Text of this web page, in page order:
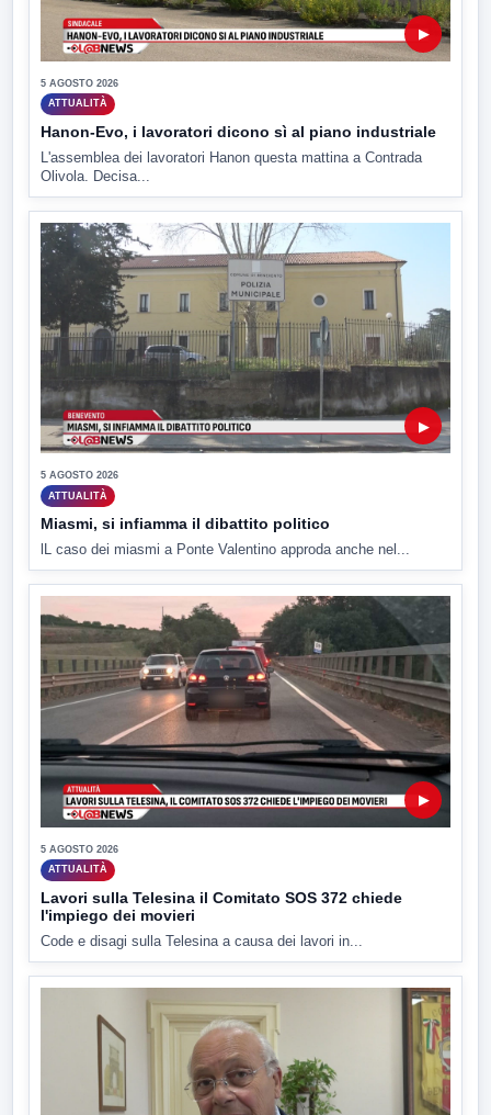
▶
5 AGOSTO 2026
ATTUALITÀ
Hanon-Evo, i lavoratori dicono sì al piano industriale
L'assemblea dei lavoratori Hanon questa mattina a Contrada
Olivola. Decisa...
▶
5 AGOSTO 2026
ATTUALITÀ
Miasmi, si infiamma il dibattito politico
lL caso dei miasmi a Ponte Valentino approda anche nel...
▶
5 AGOSTO 2026
ATTUALITÀ
Lavori sulla Telesina il Comitato SOS 372 chiede
l'impiego dei movieri
Code e disagi sulla Telesina a causa dei lavori in...